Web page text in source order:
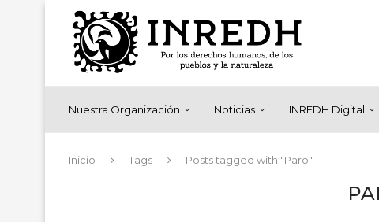
Nuestra Organización Noticias INREDH Digital
Inicio Tags Posts tagged with "Paro"